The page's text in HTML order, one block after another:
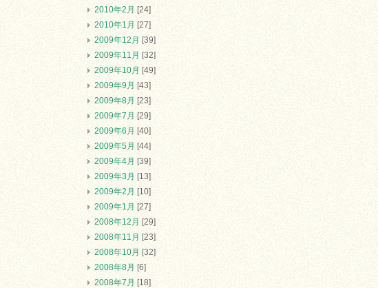
2010年2月 [24]
2010年1月 [27]
2009年12月 [39]
2009年11月 [32]
2009年10月 [49]
2009年9月 [43]
2009年8月 [23]
2009年7月 [29]
2009年6月 [40]
2009年5月 [44]
2009年4月 [39]
2009年3月 [13]
2009年2月 [10]
2009年1月 [27]
2008年12月 [29]
2008年11月 [23]
2008年10月 [32]
2008年8月 [6]
2008年7月 [18]